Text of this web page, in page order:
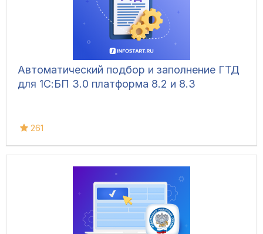
Автоматический подбор и заполнение ГТД
для 1С:БП 3.0 платформа 8.2 и 8.3
261